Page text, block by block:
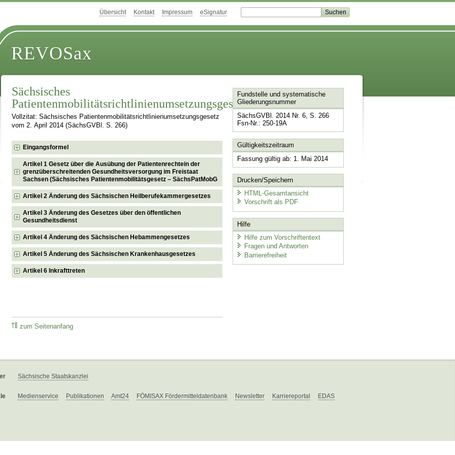
Übersicht Kontakt Impressum eSignatur
REVOSax
Sächsisches
Patientenmobilitätsrichtlinienumsetzungsgesetz
Vollzitat: Sächsisches Patientenmobilitätsrichtlinienumsetzungsgesetz
vom 2. April 2014 (SächsGVBl. S. 266)
Eingangsformel
Artikel 1 Gesetz über die Ausübung der Patientenrechtein der
grenzüberschreitenden Gesundheitsversorgung im Freistaat
Sachsen (Sächsisches Patientenmobilitätsgesetz – SächsPatMobG
Artikel 2 Änderung des Sächsischen Heilberufekammergesetzes
Artikel 3 Änderung des Gesetzes über den öffentlichen
Gesundheitsdienst
Artikel 4 Änderung des Sächsischen Hebammengesetzes
Artikel 5 Änderung des Sächsischen Krankenhausgesetzes
Artikel 6 Inkrafttreten
zum Seitenanfang
Fundstelle und systematische
Gliederungsnummer
SächsGVBl. 2014 Nr. 6, S. 266
Fsn-Nr.: 250-19A
Gültigkeitszeitraum
Fassung gültig ab: 1. Mai 2014
Drucken/Speichern
HTML-Gesamtansicht
Vorschrift als PDF
Hilfe
Hilfe zum Vorschriftentext
Fragen und Antworten
Barrierefreiheit
Sächsische Staatskanzlei
Medienservice Publikationen Amt24 FÖMISAX Fördermitteldatenbank Newsletter Karriereportal EDAS